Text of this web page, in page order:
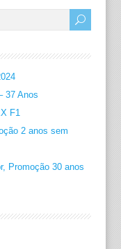
37 Anos
F1
2 anos sem
Promoção 30 anos